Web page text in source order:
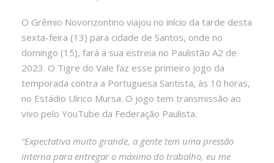
O Grêmio Novorizontino viajou no início da tarde desta
sexta-feira (13) para cidade de Santos, onde no
domingo (15), fará a sua estreia no Paulistão A2 de
2023. O Tigre do Vale faz esse primeiro jogo da
temporada contra a Portuguesa Santista, às 10 horas,
no Estádio Ulrico Mursa. O jogo tem transmissão ao
vivo pelo YouTube da Federação Paulista.
“Expectativa muito grande, a gente tem uma pressão
interna para entregar o máximo do trabalho, eu me